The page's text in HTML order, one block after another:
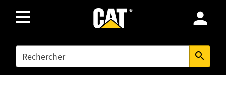
person
SEARCH search